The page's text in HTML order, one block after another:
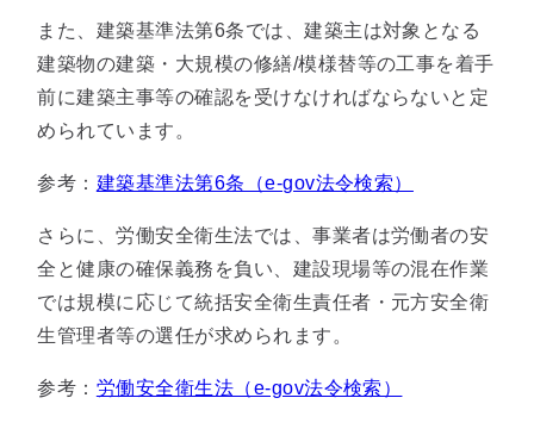
また、建築基準法第6条では、建築主は対象となる
建築物の建築・大規模の修繕/模様替等の工事を着手
前に建築主事等の確認を受けなければならないと定
められています。
参考： 建築基準法第6条（e-gov法令検索）
さらに、労働安全衛生法では、事業者は労働者の安
全と健康の確保義務を負い、建設現場等の混在作業
では規模に応じて統括安全衛生責任者・元方安全衛
生管理者等の選任が求められます。
参考： 労働安全衛生法（e-gov法令検索）